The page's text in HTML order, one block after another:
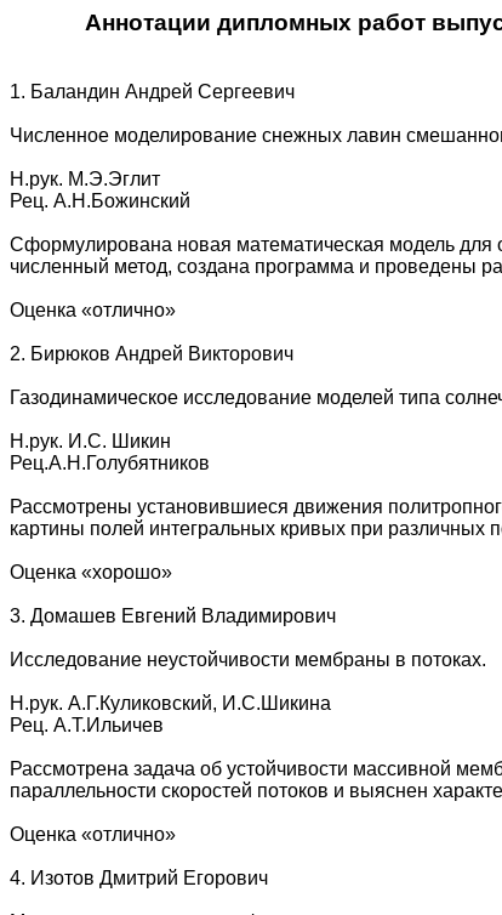
Аннотации дипломных работ
1. Баландин Андрей Сергеевич
Численное моделирование снежных лавин
Н.рук. М.Э.Эглит
Рец. А.Н.Божинский
Сформулирована новая математическая модель для
численный метод, создана программа и проведены
Оценка «отлично»
2. Бирюков Андрей Викторович
Газодинамическое исследование моделей типа
Н.рук. И.С. Шикин
Рец.А.Н.Голубятников
Рассмотрены установившиеся движения
картины полей интегральных кривых при различных
Оценка «хорошо»
3. Домашев Евгений Владимирович
Исследование неустойчивости мембраны в потоках.
Н.рук. А.Г.Куликовский, И.С.Шикина
Рец. А.Т.Ильичев
Рассмотрена задача об устойчивости массивной
параллельности скоростей потоков и выяснен
Оценка «отлично»
4. Изотов Дмитрий Егорович